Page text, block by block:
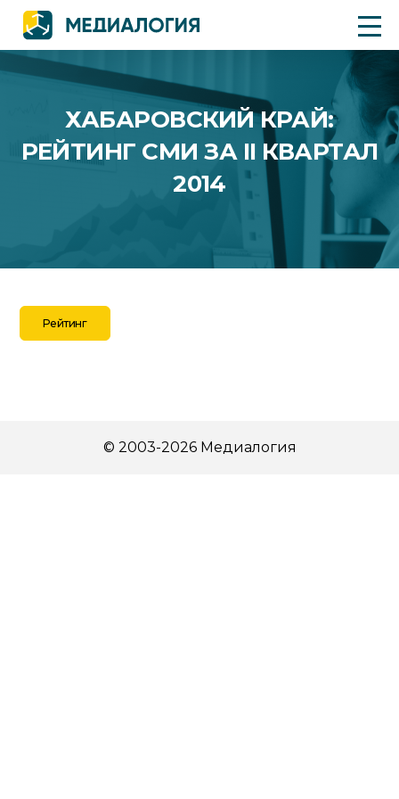
ХАБАРОВСКИЙ КРАЙ:
РЕЙТИНГ СМИ ЗА II КВАРТАЛ
2014
Рейтинг
© 2003-2026 Медиалогия